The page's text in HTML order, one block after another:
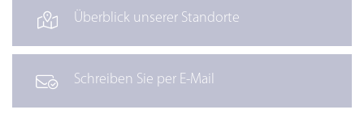
Überblick unserer Standorte
Schreiben Sie per E-Mail